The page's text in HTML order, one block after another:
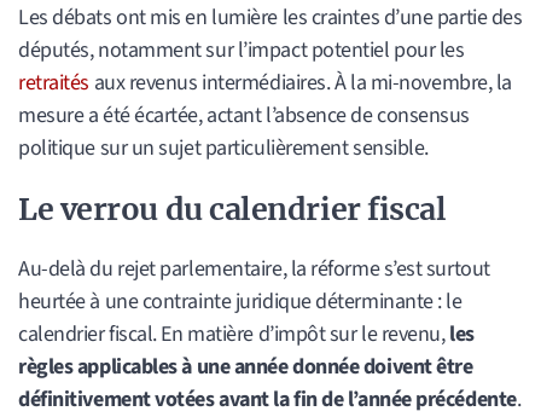
Les débats ont mis en lumière les craintes d’une partie des
députés, notamment sur l’impact potentiel pour les
retraités aux revenus intermédiaires. À la mi-novembre, la
mesure a été écartée, actant l’absence de consensus
politique sur un sujet particulièrement sensible.
Le verrou du calendrier fiscal
Au-delà du rejet parlementaire, la réforme s’est surtout
heurtée à une contrainte juridique déterminante : le
calendrier fiscal. En matière d’impôt sur le revenu,les
règles applicables à une année donnée doivent être
définitivement votées avant la fin de l’année précédente.